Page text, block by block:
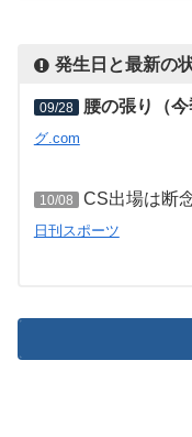
発生日と最新の
09/28 腰の張り（今
グ.com
10/08 CS出場は断
日刊スポーツ